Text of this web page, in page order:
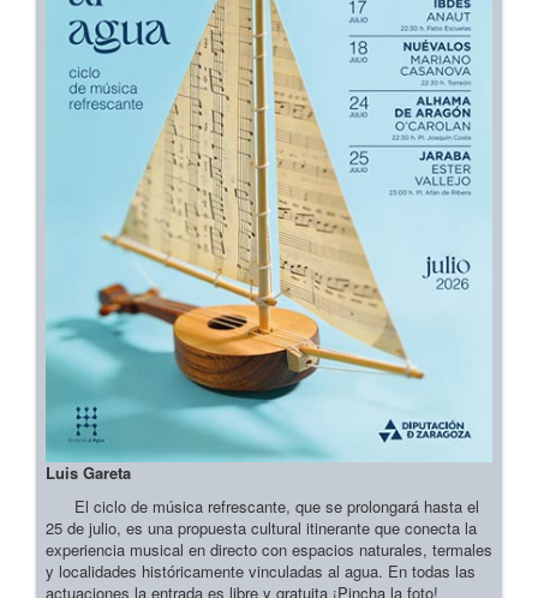
Luis Gareta
El ciclo de música refrescante, que se prolongará hasta el
25 de julio, es una propuesta cultural itinerante que conecta la
experiencia musical en directo con espacios naturales, termales
y localidades históricamente vinculadas al agua. En todas las
actuaciones la entrada es libre y gratuita ¡Pincha la foto!